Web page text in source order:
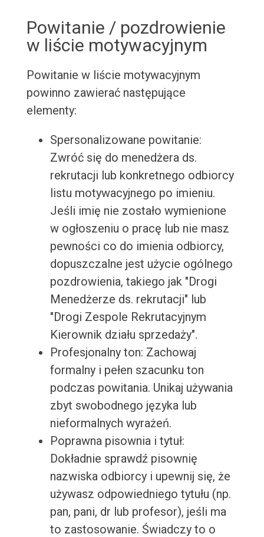
Powitanie / pozdrowienie
w liście motywacyjnym
Powitanie w liście motywacyjnym
powinno zawierać następujące
elementy:
Spersonalizowane powitanie:
Zwróć się do menedżera ds.
rekrutacji lub konkretnego odbiorcy
listu motywacyjnego po imieniu.
Jeśli imię nie zostało wymienione
w ogłoszeniu o pracę lub nie masz
pewności co do imienia odbiorcy,
dopuszczalne jest użycie ogólnego
pozdrowienia, takiego jak "Drogi
Menedżerze ds. rekrutacji" lub
"Drogi Zespole Rekrutacyjnym
Kierownik działu sprzedaży".
Profesjonalny ton: Zachowaj
formalny i pełen szacunku ton
podczas powitania. Unikaj używania
zbyt swobodnego języka lub
nieformalnych wyrażeń.
Poprawna pisownia i tytuł:
Dokładnie sprawdź pisownię
nazwiska odbiorcy i upewnij się, że
używasz odpowiedniego tytułu (np.
pan, pani, dr lub profesor), jeśli ma
to zastosowanie. Świadczy to o